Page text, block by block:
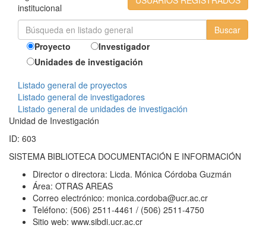
institucional
Proyecto
Investigador
Unidades de investigación
Listado general de proyectos
Listado general de investigadores
Listado general de unidades de investigación
Unidad de Investigación
ID: 603
SISTEMA BIBLIOTECA DOCUMENTACIÓN E INFORMACIÓN
Director o directora: Licda. Mónica Córdoba Guzmán
Área: OTRAS AREAS
Correo electrónico: monica.cordoba@ucr.ac.cr
Teléfono: (506) 2511-4461 / (506) 2511-4750
Sitio web: www.sibdi.ucr.ac.cr